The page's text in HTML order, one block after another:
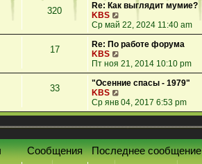
е
т
и
к
о
с
л
д
н
м
у
с
320
Re: Как выглядит мумие?
KBS
е
р
е
т
и
к
о
с
е
д
н
Ср май 22, 2024 11:40 am
17
Re: По работе форума
KBS
е
р
е
т
и
п
о
с
Пт ноя 21, 2014 10:10 pm
33
"Осенние спасы - 1979"
KBS
е
р
й
т
и
Ср янв 04, 2017 6:53 pm
Сообщения Последнее сообщение